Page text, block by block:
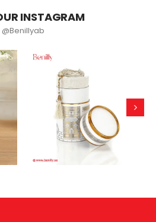
INSTAGRAM
@Benillyab